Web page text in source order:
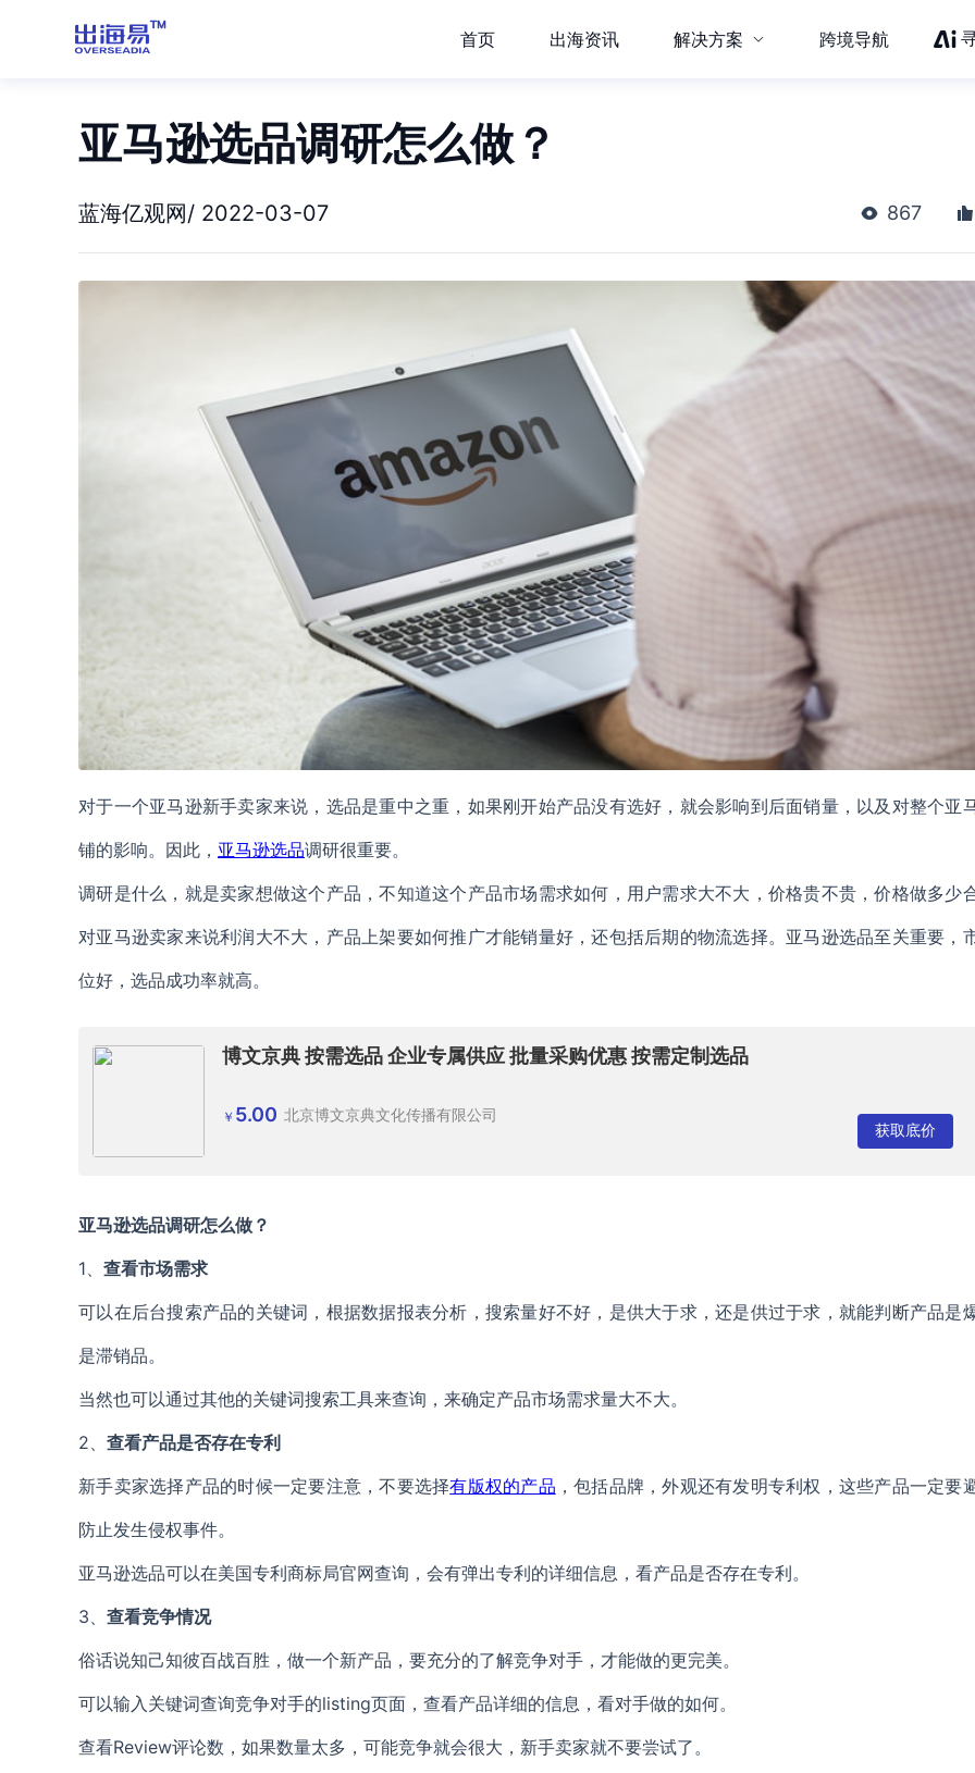
首页 出海资讯 解决方案 跨境导航
亚马逊选品调研怎么做？
蓝海亿观网/ 2022-03-07 867
对于一个亚马逊新手卖家来说，选品是重中之重，如果刚开始产品没有选好，就会影响到后面销量，以及对整个亚
铺的影响。因此， 亚马逊选品调研很重要。
调研是什么，就是卖家想做这个产品，不知道这个产品市场需求如何，用户需求大不大，价格贵不贵，价格做多少
对亚马逊卖家来说利润大不大，产品上架要如何推广才能销量好，还包括后期的物流选择。亚马逊选品至关重要，
位好，选品成功率就高。
博文京典 按需选品 企业专属供应 批量采购优惠 按需定制选品
￥ 5.00 北京博文京典文化传播有限公司
获取底价
亚马逊选品调研怎么做？
1、 查看市场需求
可以在后台搜索产品的关键词，根据数据报表分析，搜索量好不好，是供大于求，还是供过于求，就能判断产品是
是滞销品。
当然也可以通过其他的关键词搜索工具来查询，来确定产品市场需求量大不大。
2、 查看产品是否存在专利
新手卖家选择产品的时候一定要注意，不要选择有版权的产品 ，包括品牌，外观还有发明专利权，这些产品一定要
防止发生侵权事件。
亚马逊选品可以在美国专利商标局官网查询，会有弹出专利的详细信息，看产品是否存在专利。
3、 查看竞争情况
俗话说知己知彼百战百胜，做一个新产品，要充分的了解竞争对手，才能做的更完美。
可以输入关键词查询竞争对手的listing页面，查看产品详细的信息，看对手做的如何。
查看Review评论数，如果数量太多，可能竞争就会很大，新手卖家就不要尝试了。